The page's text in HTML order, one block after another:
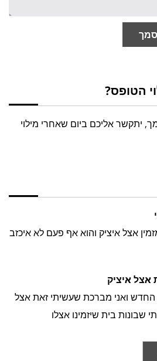
הטופס?
יתקשר אליכם ביום שאחרי מילוי
אצל איציק והוא אף פעם לא איכזב
אצל איציק
ואני מברכת שעשיתי זאת אצל
שבונות בית שיזמינו אצלו